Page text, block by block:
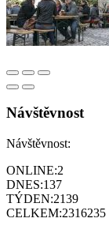
Návštěvnost
Návštěvnost:
ONLINE:2
DNES:137
TÝDEN:2139
CELKEM:2316235